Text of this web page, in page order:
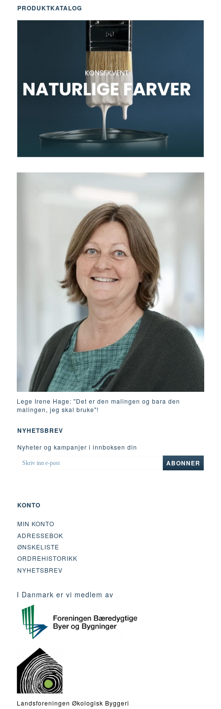
PRODUKTKATALOG
Lege Irene Hage: "Det er den malingen og bara den
malingen, jeg skal bruke"!
NYHETSBREV
Nyheter og kampanjer i innboksen din
SKRIV
INN
ABONNER
KONTO
MIN KONTO
ADRESSEBOK
ØNSKELISTE
ORDREHISTORIKK
NYHETSBREV
I Danmark er vi medlem av
Landsforeningen Økologisk Byggeri